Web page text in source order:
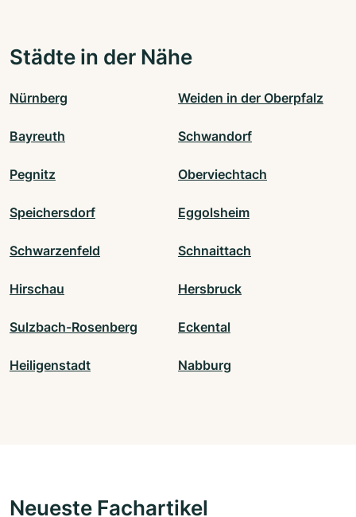
Städte in der Nähe
Nürnberg Weiden in der Oberpfalz
Bayreuth Schwandorf
Pegnitz Oberviechtach
Speichersdorf Eggolsheim
Schwarzenfeld Schnaittach
Hirschau Hersbruck
Sulzbach-Rosenberg Eckental
Heiligenstadt Nabburg
Neueste Fachartikel